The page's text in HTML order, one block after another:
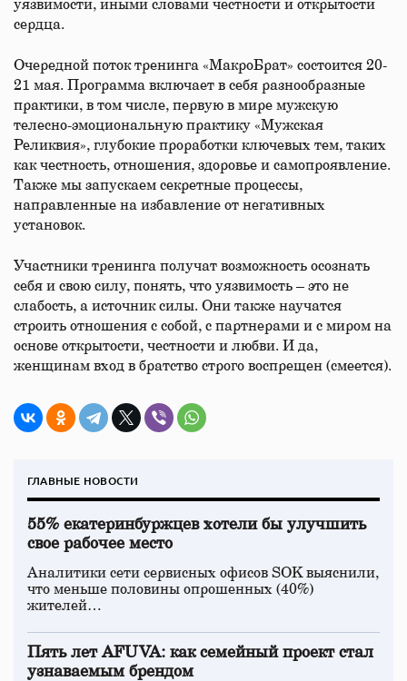
уязвимости, иными словами честности и открытости
сердца.
Очередной поток тренинга «МакроБрат» состоится 20-
21 мая. Программа включает в себя разнообразные
практики, в том числе, первую в мире мужскую
телесно-эмоциональную практику «Мужская
Реликвия», глубокие проработки ключевых тем, таких
как честность, отношения, здоровье и самопроявление.
Также мы запускаем секретные процессы,
направленные на избавление от негативных
установок.
Участники тренинга получат возможность осознать
себя и свою силу, понять, что уязвимость – это не
слабость, а источник силы. Они также научатся
строить отношения с собой, с партнерами и с миром на
основе открытости, честности и любви. И да,
женщинам вход в братство строго воспрещен (смеется).
ГЛАВНЫЕ НОВОСТИ
55% екатеринбуржцев хотели бы улучшить
свое рабочее место
Аналитики сети сервисных офисов SOK выяснили,
что меньше половины опрошенных (40%)
жителей…
Пять лет AFUVA: как семейный проект стал
узнаваемым брендом